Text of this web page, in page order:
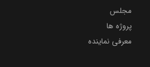
مجلس
پروژه ها
معرفی نماینده